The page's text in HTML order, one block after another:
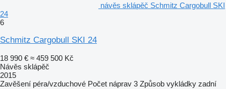
návěs sklápěč Schmitz Cargobull SKI
24
6
Schmitz Cargobull SKI 24
18 990 € ≈ 459 500 Kč
Návěs sklápěč
2015
Zavěšení péra/vzduchové Počet náprav 3 Způsob vykládky zadní